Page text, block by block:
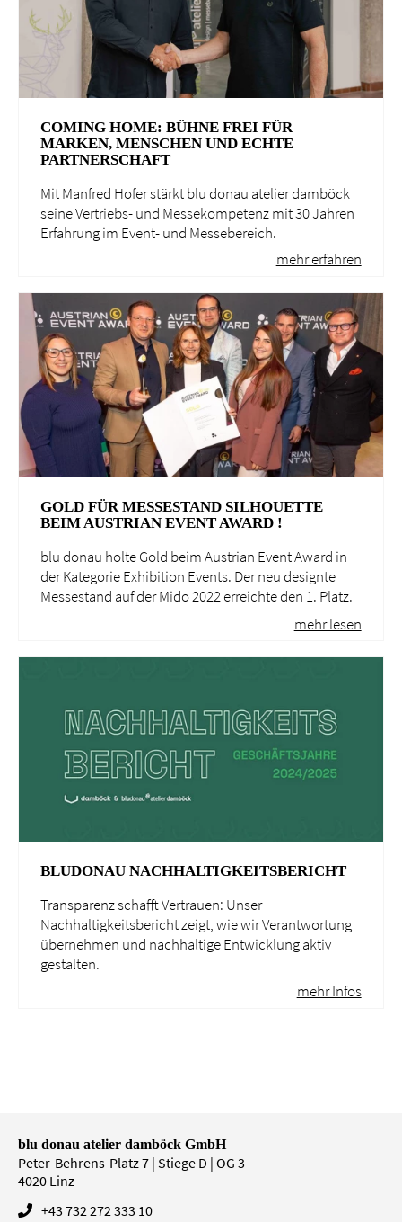
COMING HOME: BÜHNE FREI FÜR
MARKEN, MENSCHEN UND ECHTE
PARTNERSCHAFT
Mit Manfred Hofer stärkt blu donau atelier damböck
seine Vertriebs- und Messekompetenz mit 30 Jahren
Erfahrung im Event- und Messebereich.
mehr erfahren
GOLD FÜR MESSESTAND SILHOUETTE
BEIM AUSTRIAN EVENT AWARD !
blu donau holte Gold beim Austrian Event Award in
der Kategorie Exhibition Events. Der neu designte
Messestand auf der Mido 2022 erreichte den 1. Platz.
mehr lesen
BLUDONAU NACHHALTIGKEITSBERICHT
Transparenz schafft Vertrauen: Unser
Nachhaltigkeitsbericht zeigt, wie wir Verantwortung
übernehmen und nachhaltige Entwicklung aktiv
gestalten.
mehr Infos
blu donau atelier damböck GmbH
Peter-Behrens-Platz 7 | Stiege D | OG 3
4020 Linz
+43 732 272 333 10